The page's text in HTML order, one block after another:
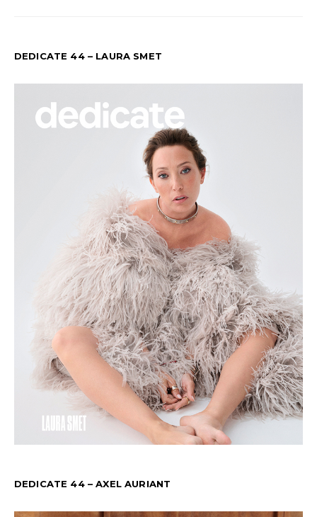
DEDICATE 44 – LAURA SMET
DEDICATE 44 – AXEL AURIANT